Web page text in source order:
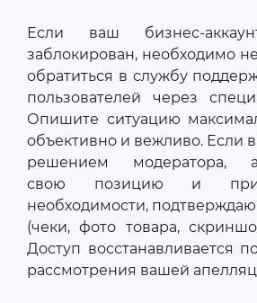
Если ваш бизнес-
заблокирован, необходимо
обратиться в службу
пользователей через
Опишите ситуацию
объективно и вежливо. Если
решением модератора,
свою позицию и
необходимости,
(чеки, фото товара,
Доступ восстанавливается
рассмотрения вашей